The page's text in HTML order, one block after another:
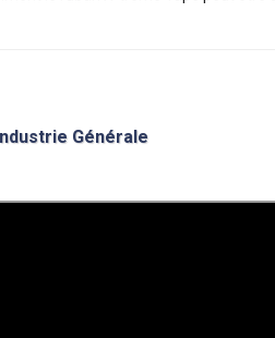
Générale